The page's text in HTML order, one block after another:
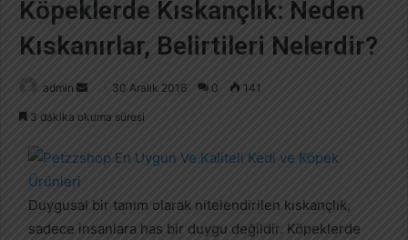
Köpeklerde Kıskançlık: Neden
Kıskanırlar, Belirtileri Nelerdir?
admin
e
30 Aralık 2016 0 141
3 dakika okuma süresi
Duygusal bir tanım olarak nitelendirilen kıskançlık,
sadece insanlara has bir duygu değildir. Köpeklerde